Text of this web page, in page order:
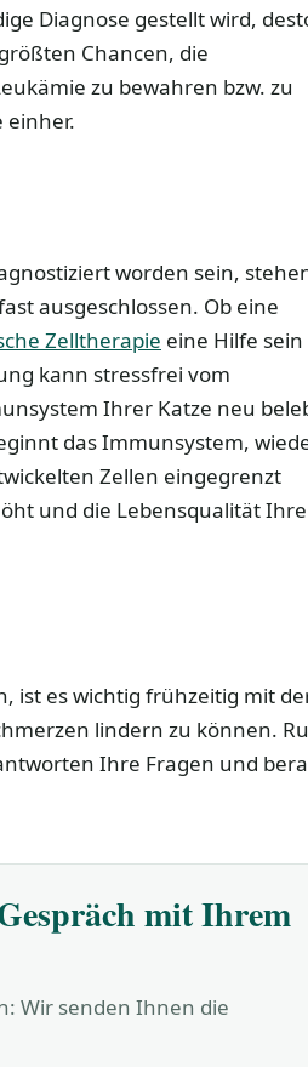
Diagnose gestellt wird,
Chancen, die
zu bewahren bzw. zu
einher.
worden sein,
ausgeschlossen. Ob eine
Zelltherapie eine Hilfe sein
kann stressfrei vom
Ihrer Katze neu
das Immunsystem,
Zellen eingegrenzt
und die Lebensqualität
ist es wichtig frühzeitig mit
lindern zu können.
Ihre Fragen und
mit Ihrem
Wir senden Ihnen die